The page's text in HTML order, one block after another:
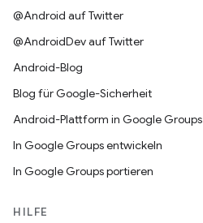
@Android auf Twitter
@AndroidDev auf Twitter
Android-Blog
Blog für Google-Sicherheit
Android-Plattform in Google Groups
In Google Groups entwickeln
In Google Groups portieren
HILFE